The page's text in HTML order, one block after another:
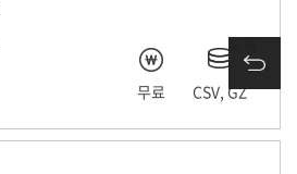
무료 CSV, GZ